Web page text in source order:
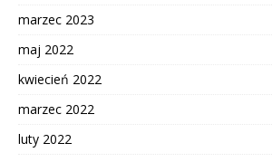
marzec 2023
maj 2022
kwiecień 2022
marzec 2022
luty 2022